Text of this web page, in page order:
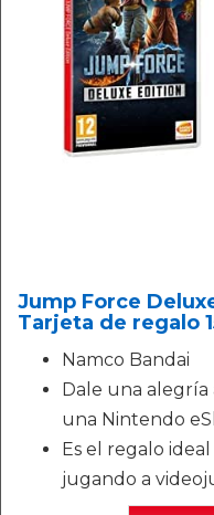
Jump Force
Tarjeta de regalo
Namco Bandai
Dale una alegría
una Nintendo
Es el regalo
jugando a